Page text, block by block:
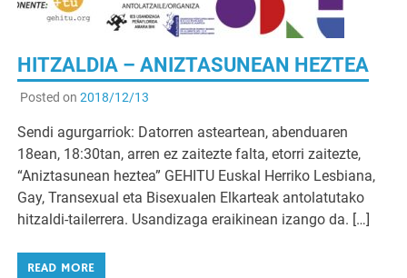
HITZALDIA – ANIZTASUNEAN HEZTEA
Posted on 2018/12/13
Sendi agurgarriok: Datorren asteartean, abenduaren
18ean, 18:30tan, arren ez zaitezte falta, etorri zaitezte,
“Aniztasunean heztea” GEHITU Euskal Herriko Lesbiana,
Gay, Transexual eta Bisexualen Elkarteak antolatutako
hitzaldi-tailerrera. Usandizaga eraikinean izango da. […]
READ MORE